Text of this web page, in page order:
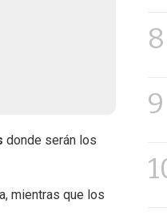
donde serán los
mientras que los
8
9